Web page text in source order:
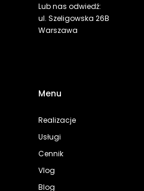
Lub nas odwiedź:
ul. Szeligowska 26B
Warszawa
Menu
Realizacje
Usługi
Cennik
Vlog
Blog